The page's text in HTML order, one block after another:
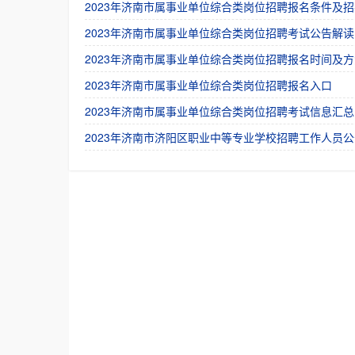
2023年济南市属事业单位综合类岗位招聘报名条件及
2023年济南市属事业单位综合类岗位招聘考试公告解读
2023年济南市属事业单位综合类岗位招聘报名时间及
2023年济南市属事业单位综合类岗位招聘报名入口
2023年济南市属事业单位综合类岗位招聘考试信息汇总
2023年济南市济阳区职业中等专业学校招聘工作人员